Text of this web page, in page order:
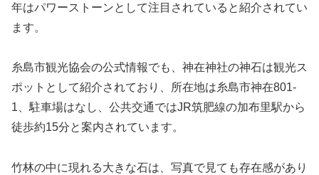
年はパワーストーンとして注目されていると紹介されてい
ます。
糸島市観光協会の公式情報でも、神在神社の神石は観光ス
ポットとして紹介されており、所在地は糸島市神在801-
1、駐車場はなし、公共交通ではJR筑肥線の加布里駅から
徒歩約15分と案内されています。
竹林の中に現れる大きな石は、写真で見ても存在感があり